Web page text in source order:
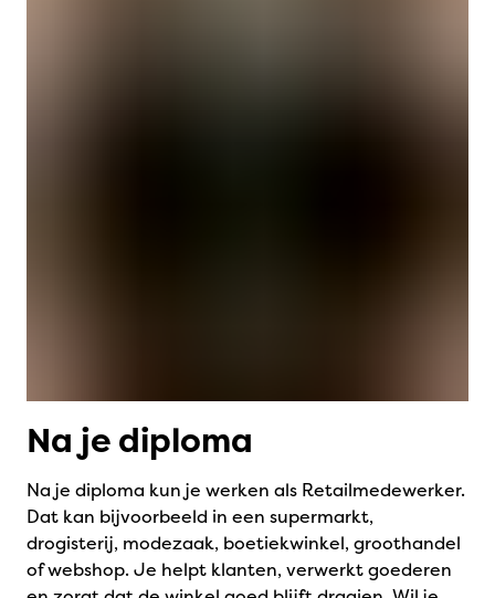
Na je diploma
Na je diploma kun je werken als Retailmedewerker.
Dat kan bijvoorbeeld in een supermarkt,
drogisterij, modezaak, boetiekwinkel, groothandel
of webshop. Je helpt klanten, verwerkt goederen